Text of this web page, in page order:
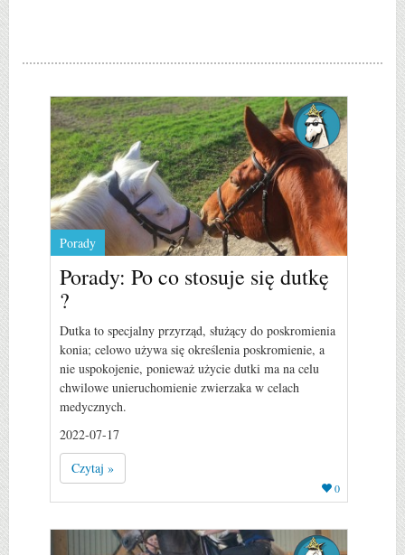
Porady
Porady: Po co stosuje się dutkę
?
Dutka to specjalny przyrząd, służący do poskromienia
konia; celowo używa się określenia poskromienie, a
nie uspokojenie, ponieważ użycie dutki ma na celu
chwilowe unieruchomienie zwierzaka w celach
medycznych.
2022-07-17
Czytaj »
0